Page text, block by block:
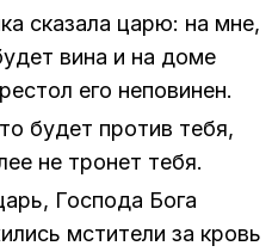
ска­за­ла царю: на мне,
вина и на доме
его непо­ви­нен.
бу­дет про­тив тебя,
не тро­нет тебя.
Гос­по­да Бога
мсти­те­ли за кровь